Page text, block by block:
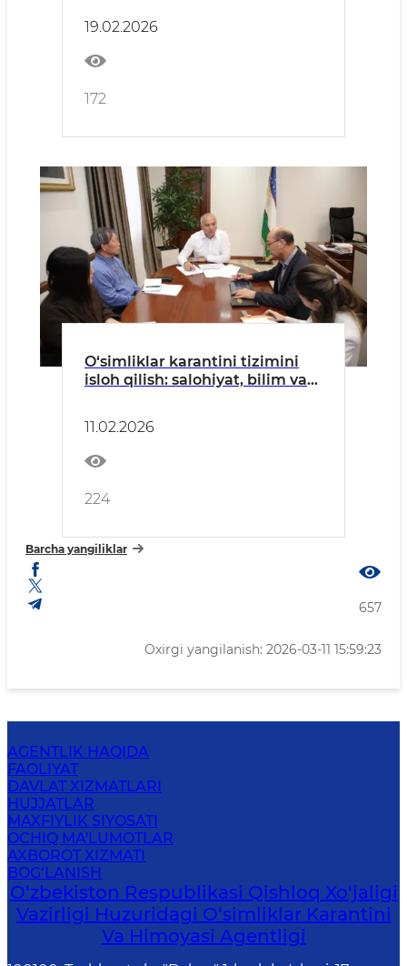
19.02.2026
172
O‘simliklar karantini tizimini
isloh qilish: salohiyat, bilim va
11.02.2026
224
Barcha yangiliklar
657
Oxirgi yangilanish: 2026-03-11 15:59:23
AGENTLIK HAQIDA
FAOLIYAT
DAVLAT XIZMATLARI
HUJJATLAR
MAXFIYLIK SIYOSATI
OCHIQ MA'LUMOTLAR
AXBOROT XIZMATI
BOG‘LANISH
O‘zbekiston Respublikasi Qishloq Xo‘jaligi
Vazirligi Huzuridagi O‘simliklar Karantini
Va Himoyasi Agentligi